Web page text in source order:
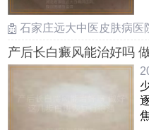
石家庄远大中医皮肤病
产后长白癜风能治好吗